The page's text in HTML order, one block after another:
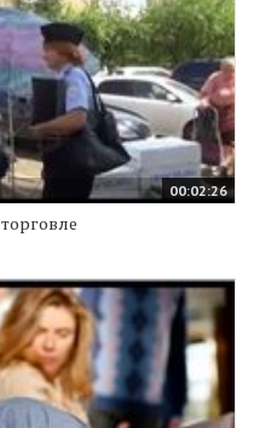
00:02:26